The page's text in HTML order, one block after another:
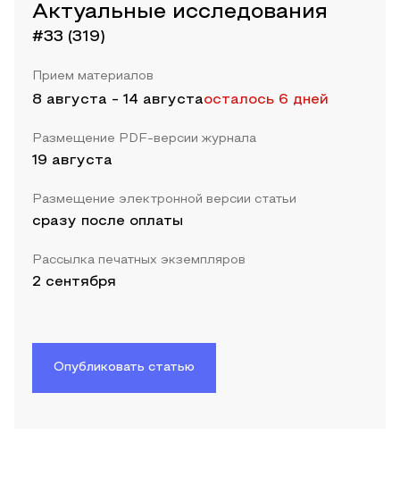
Актуальные исследования
#33 (319)
Прием материалов
8 августа - 14 августаосталось 6 дней
Размещение PDF-версии журнала
19 августа
Размещение электронной версии статьи
сразу после оплаты
Рассылка печатных экземпляров
2 сентября
Опубликовать статью